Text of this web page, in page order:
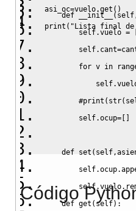
asi_oc=vuelo.get ( )
print ( "Lista final de
def __init__ ( self
self.vuelo =
self. cant=
for v in
self.
self.ocup=
def set ( self,
self.ocup.
self.vuelo.
def get ( self) :
Código